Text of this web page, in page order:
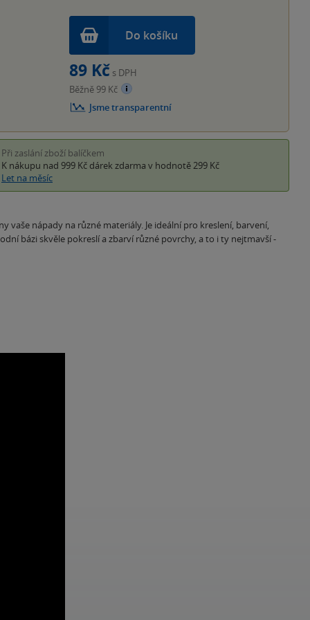
Do košíku
89 Kč s DPH
Běžně 99 Kč
Jsme transparentní
Při zaslání zboží balíčkem
K nákupu nad 999 Kč dárek zdarma v hodnotě 299 Kč
Let na měsíc
nápady na různé materiály. Je ideální pro kreslení, barvení,
bázi skvěle pokreslí a zbarví různé povrchy, a to i ty nejtmavší -